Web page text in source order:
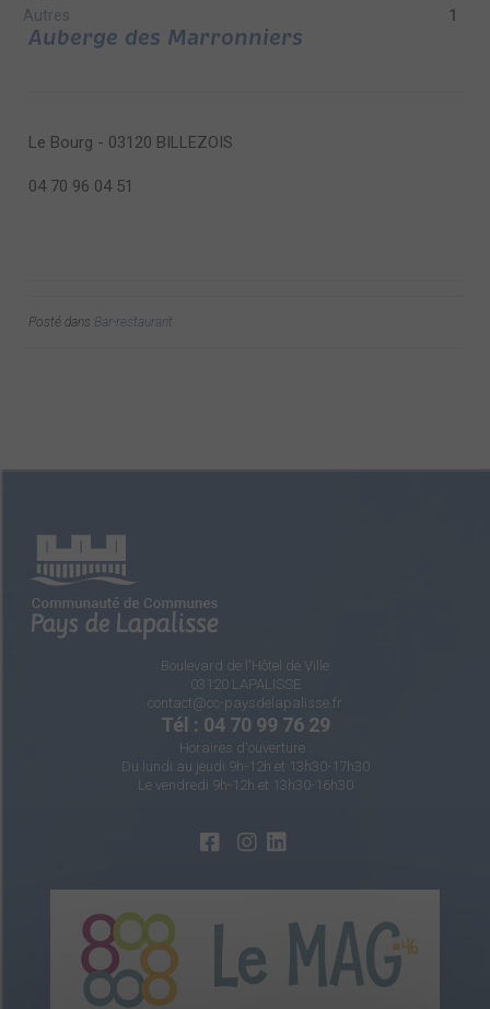
Autres
1
Auberge des Marronniers
Le Bourg - 03120 BILLEZOIS
04 70 96 04 51
Posté dans Bar-restaurant
Boulevard de l'Hôtel de Ville
03120 LAPALISSE
contact@cc-paysdelapalisse.fr
Tél : 04 70 99 76 29
Horaires d'ouverture :
Du lundi au jeudi 9h-12h et 13h30-17h30
Le vendredi 9h-12h et 13h30-16h30